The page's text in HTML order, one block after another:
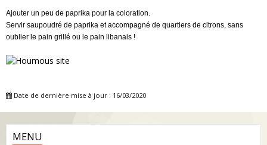
Ajouter un peu de paprika pour la coloration.
Servir saupoudré de paprika et accompagné de quartiers de citrons, sans
oublier le pain grillé ou le pain libanais !
Date de dernière mise à jour : 16/03/2020
MENU